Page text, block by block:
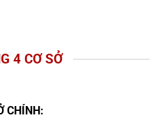
4 CƠ SỞ
CHÍNH: